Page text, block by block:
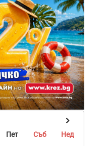
Пет Съб
Нед